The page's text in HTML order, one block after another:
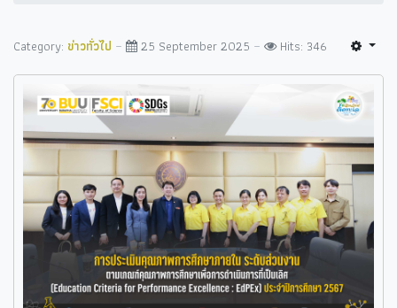
Category: ข่าวทั่วไป 25 September 2025 Hits: 346